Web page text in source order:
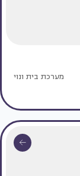
מערכת בית ונוי